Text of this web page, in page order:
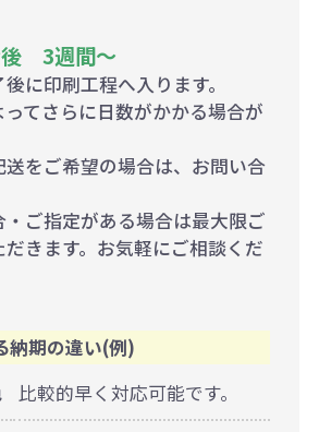
後 3週間～
に印刷工程へ入ります。
てさらに日数がかかる場合が
をご希望の場合は、お問い合
ご指定がある場合は最大限ご
きます。お気軽にご相談くだ
納期の違い(例)
比較的早く対応可能です。